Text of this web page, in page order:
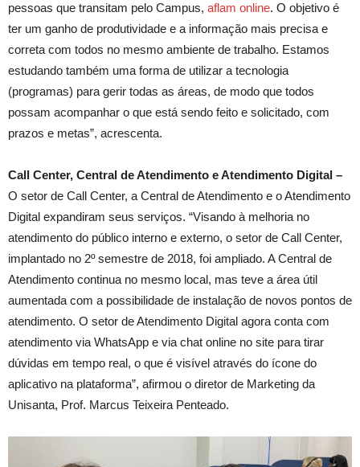
pessoas que transitam pelo Campus, aflam online. O objetivo é
ter um ganho de produtividade e a informação mais precisa e
correta com todos no mesmo ambiente de trabalho. Estamos
estudando também uma forma de utilizar a tecnologia
(programas) para gerir todas as áreas, de modo que todos
possam acompanhar o que está sendo feito e solicitado, com
prazos e metas”, acrescenta.
Call Center, Central de Atendimento e Atendimento Digital –
O setor de Call Center, a Central de Atendimento e o Atendimento
Digital expandiram seus serviços. “Visando à melhoria no
atendimento do público interno e externo, o setor de Call Center,
implantado no 2º semestre de 2018, foi ampliado. A Central de
Atendimento continua no mesmo local, mas teve a área útil
aumentada com a possibilidade de instalação de novos pontos de
atendimento. O setor de Atendimento Digital agora conta com
atendimento via WhatsApp e via chat online no site para tirar
dúvidas em tempo real, o que é visível através do ícone do
aplicativo na plataforma”, afirmou o diretor de Marketing da
Unisanta, Prof. Marcus Teixeira Penteado.